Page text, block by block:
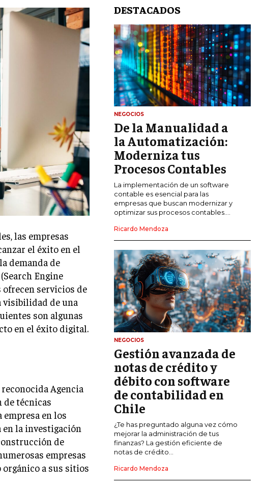
LIFESTYLE
MARKETING
ESTRATEGIAS DE MARKETING
AGENCIAS DE POSICIONAMIENTO WEB
SEO
VENTA DE ENLACES
MARKETING DIGITAL
PUBLICIDAD
VENTAS Y PERSUASIÓN
GESTIÓN DE PRODUCTOS
COMUNICACIÓN CORPORATIVA
GESTIÓN DE MARCA
INVESTIGACIÓN DE MERCADO
ANÁLISIS DE COMPETENCIA
GESTIÓN DE CLIENTES
EMPRENDIMIENTO
INNOVACIÓN EMPRESARIAL
GESTIÓN DEL CAMBIO
LIDERAZGO
las empresas
el éxito en el
demanda de
Engine
ofrecen servicios de
visibilidad de una
son algunas
en el éxito digital.
Agencia
de técnicas
empresa en los
en la investigación
de
empresas
a sus sitios
DESTACADOS
NEGOCIOS
De la Manualidad a
la Automatización:
Moderniza tus
Procesos Contables
La implementación de un software
contable es esencial para las
empresas que buscan modernizar y
optimizar sus procesos contables....
Ricardo Mendoza
NEGOCIOS
Gestión avanzada de
notas de crédito y
débito con software
de contabilidad en
Chile
¿Te has preguntado alguna vez cómo
mejorar la administración de tus
finanzas? La gestión eficiente de
notas de crédito...
Ricardo Mendoza